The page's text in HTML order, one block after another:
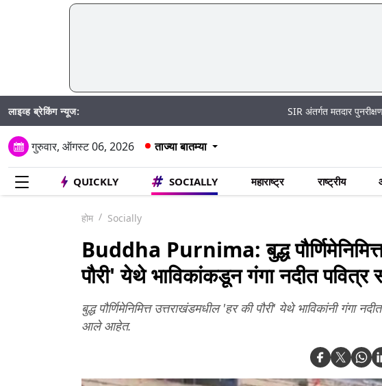
लाइव्ह ब्रेकिंग न्यूज: SIR अंतर्गत मतदार पुनरीक्षण अर्ज
गुरुवार, ऑगस्ट 06, 2026 ताज्या बातम्या
QUICKLY SOCIALLY महाराष्ट्र राष्ट्रीय
होम Socially
Buddha Purnima: बुद्ध
पौरी' येथे भाविकांकडून गंगा नदीत
बुद्ध पौर्णिमेनिमित्त उत्तराखंडमधील 'हर की पौरी' येथे भाविकांनी गंगा
आले आहेत.